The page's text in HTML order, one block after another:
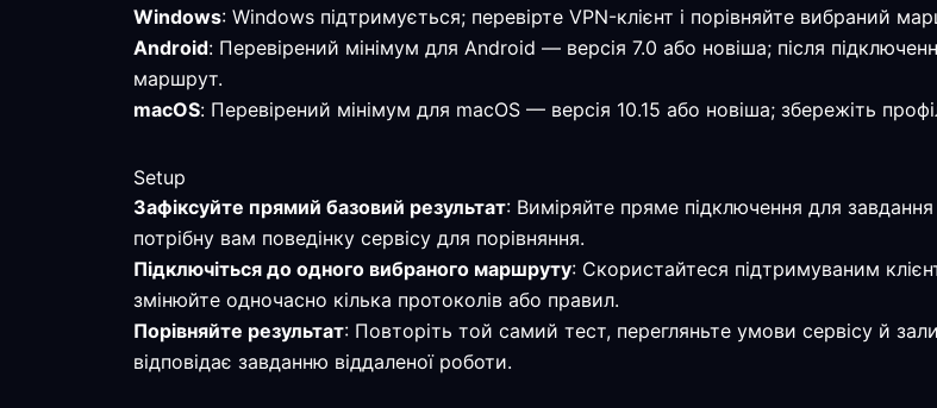
Windows: Windows підтримується; перевірте VPN-клієнт і порівняйте вибраний
Android: Перевірений мінімум для Android — версія 7.0 або новіша; після
маршрут.
macOS: Перевірений мінімум для macOS — версія 10.15 або новіша; збережіть
Setup
Зафіксуйте прямий базовий результат: Виміряйте пряме підключення для завдання
потрібну вам поведінку сервісу для порівняння.
Підключіться до одного вибраного маршруту: Скористайтеся підтримуваним
змінюйте одночасно кілька протоколів або правил.
Порівняйте результат: Повторіть той самий тест, перегляньте умови сервісу й
відповідає завданню віддаленої роботи.